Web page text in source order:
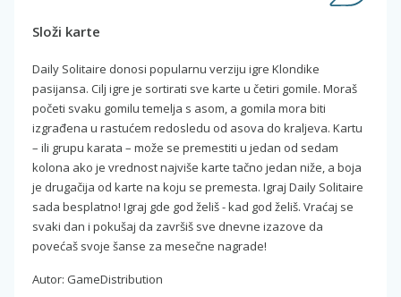
Složi karte
Daily Solitaire donosi popularnu verziju igre Klondike
pasijansa. Cilj igre je sortirati sve karte u četiri gomile. Moraš
početi svaku gomilu temelja s asom, a gomila mora biti
izgrađena u rastućem redosledu od asova do kraljeva. Kartu
– ili grupu karata – može se premestiti u jedan od sedam
kolona ako je vrednost najviše karte tačno jedan niže, a boja
je drugačija od karte na koju se premesta. Igraj Daily Solitaire
sada besplatno! Igraj gde god želiš - kad god želiš. Vraćaj se
svaki dan i pokušaj da završiš sve dnevne izazove da
povećaš svoje šanse za mesečne nagrade!
Autor: GameDistribution